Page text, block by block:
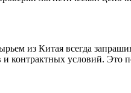
из Китая всегда
контрактных условий. Это